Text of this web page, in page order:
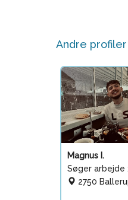
Andre
Magnus I.
Søger arbejde
2750